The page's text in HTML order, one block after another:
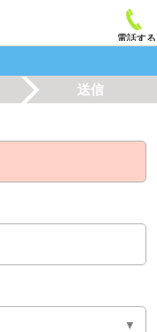
電話する
送信